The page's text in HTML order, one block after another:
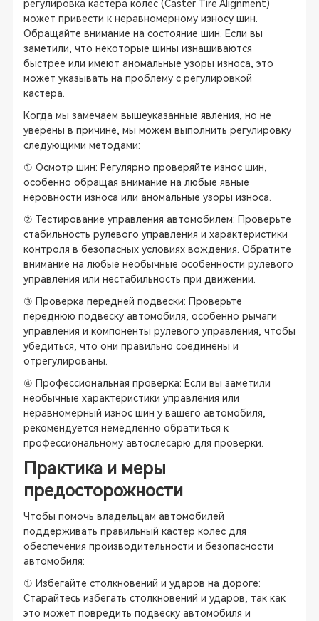
регулировка кастера колес (Caster Tire Alignment)
может привести к неравномерному износу шин.
Обращайте внимание на состояние шин. Если вы
заметили, что некоторые шины изнашиваются
быстрее или имеют аномальные узоры износа, это
может указывать на проблему с регулировкой
кастера.
Когда мы замечаем вышеуказанные явления, но не
уверены в причине, мы можем выполнить регулировку
следующими методами:
① Осмотр шин: Регулярно проверяйте износ шин,
особенно обращая внимание на любые явные
неровности износа или аномальные узоры износа.
② Тестирование управления автомобилем: Проверьте
стабильность рулевого управления и характеристики
контроля в безопасных условиях вождения. Обратите
внимание на любые необычные особенности рулевого
управления или нестабильность при движении.
③ Проверка передней подвески: Проверьте
переднюю подвеску автомобиля, особенно рычаги
управления и компоненты рулевого управления, чтобы
убедиться, что они правильно соединены и
отрегулированы.
④ Профессиональная проверка: Если вы заметили
необычные характеристики управления или
неравномерный износ шин у вашего автомобиля,
рекомендуется немедленно обратиться к
профессиональному автослесарю для проверки.
Практика и меры
предосторожности
Чтобы помочь владельцам автомобилей
поддерживать правильный кастер колес для
обеспечения производительности и безопасности
автомобиля:
① Избегайте столкновений и ударов на дороге:
Старайтесь избегать столкновений и ударов, так как
это может повредить подвеску автомобиля и